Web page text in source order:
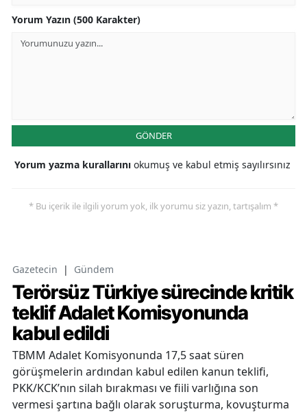
Yorum Yazın (500 Karakter)
GÖNDER
Yorum yazma kurallarını okumuş ve kabul etmiş sayılırsınız
* Bu içerik ile ilgili yorum yok, ilk yorumu siz yazın, tartışalım *
Gazetecin | Gündem
Terörsüz Türkiye sürecinde kritik
teklif Adalet Komisyonunda
kabul edildi
TBMM Adalet Komisyonunda 17,5 saat süren
görüşmelerin ardından kabul edilen kanun teklifi,
PKK/KCK’nın silah bırakması ve fiili varlığına son
vermesi şartına bağlı olarak soruşturma, kovuşturma